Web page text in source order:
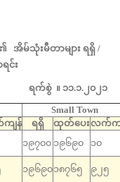
အိမ်သုံးမီတာများ ရရှိ /
င်း
ရက်စွဲ ။ ၁၁.၁.၂၀၂၁
Small Town
ျန် ရရှိ ထုတ်ပေးလက်က
၁၉၇၀၀ ၁၉၆၉၀
၁၀
၁၉၆၉၀၁၈၇၆၅ ၉၂၅